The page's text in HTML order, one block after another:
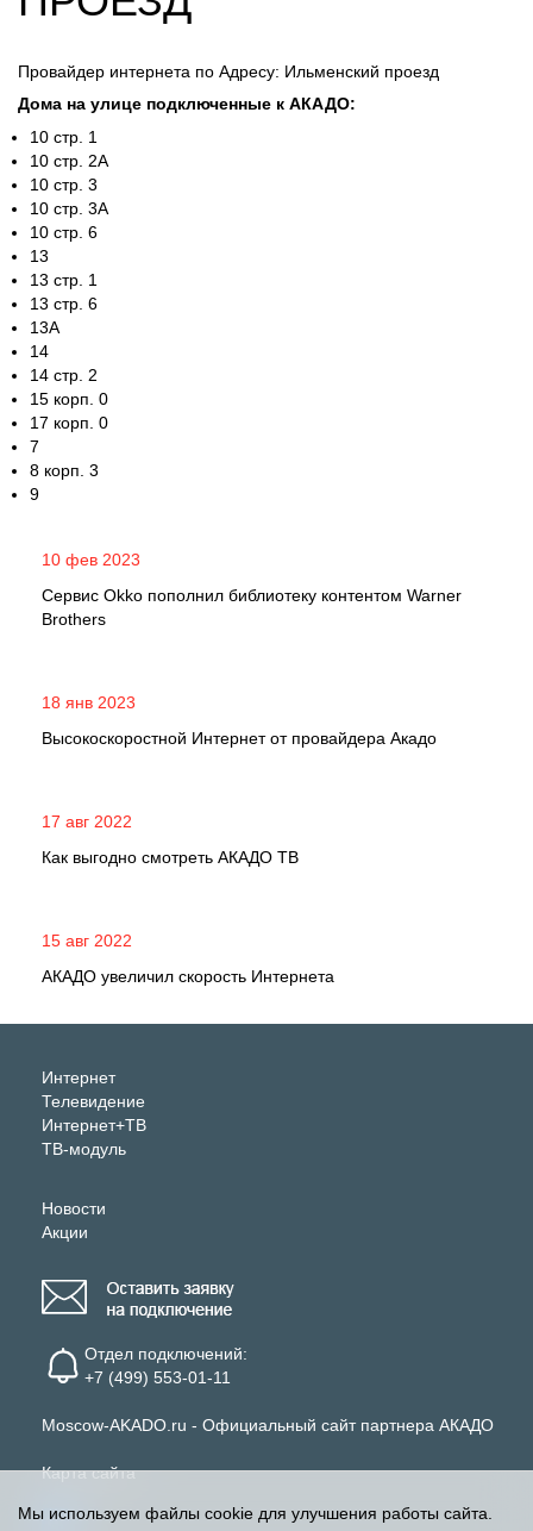
Провайдер интернета по Адресу: Ильменский проезд
Дома на улице подключенные к АКАДО:
10 стр. 1
10 стр. 2А
10 стр. 3
10 стр. 3А
10 стр. 6
13
13 стр. 1
13 стр. 6
13А
14
14 стр. 2
15 корп. 0
17 корп. 0
7
8 корп. 3
9
10 фев 2023
Сервис Okko пополнил библиотеку контентом Warner
Brothers
18 янв 2023
Высокоскоростной Интернет от провайдера Акадо
17 авг 2022
Как выгодно смотреть АКАДО ТВ
15 авг 2022
АКАДО увеличил скорость Интернета
Интернет
Телевидение
Интернет+ТВ
ТВ-модуль
Новости
Акции
Отдел подключений:
+7 (499) 553-01-11
Moscow-AKADO.ru - Официальный сайт партнера АКАДО
Карта сайта
Мы используем файлы cookie для улучшения работы сайта.